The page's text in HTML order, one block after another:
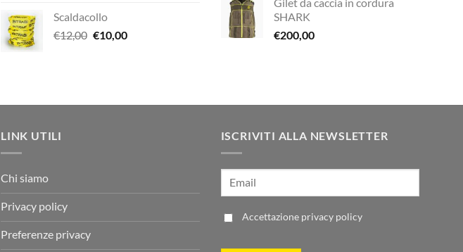
originale
era:
è:
Scaldacollo
€12,00 Il
€10,00Il
SHARK
€200,00
LINK UTILI
Chi siamo
Privacy policy
Preferenze privacy
ISCRIVITI ALLA NEWSLETTER
Accettazione privacy policy